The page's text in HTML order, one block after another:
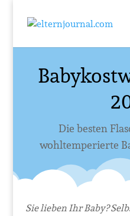
Die besten
wohltemperierte
Sie lieben Ihr Baby?